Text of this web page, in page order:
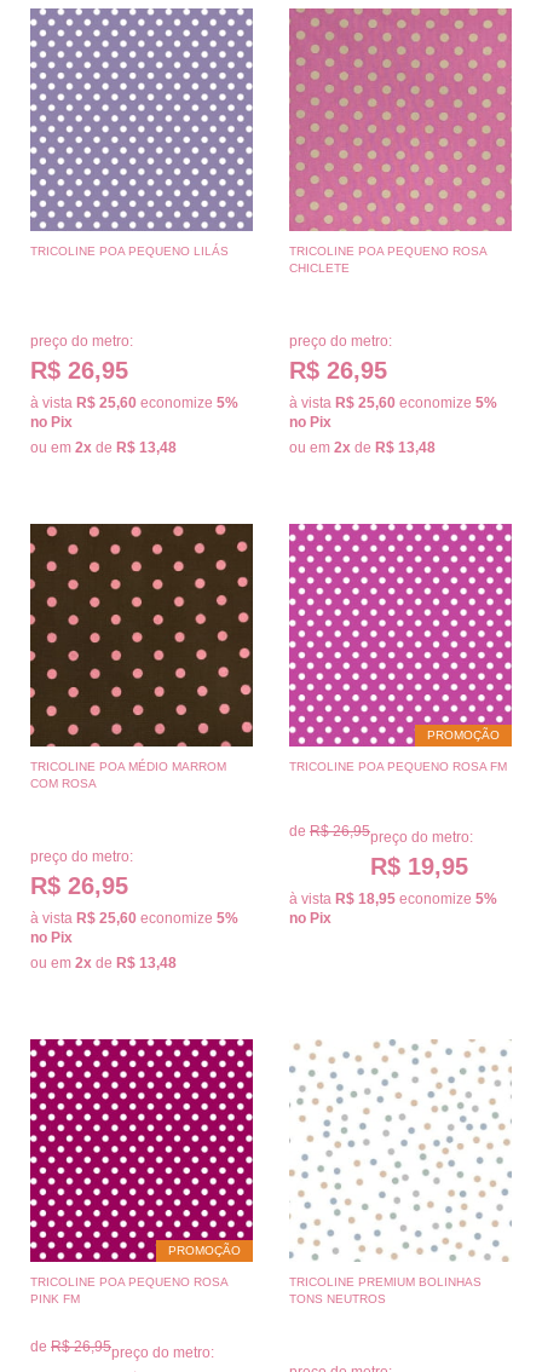
TRICOLINE POA PEQUENO LILÁS
preço do metro:
R$ 26,95
à vista R$ 25,60 economize 5%
no Pix
ou em 2x de R$ 13,48
TRICOLINE POA PEQUENO ROSA
CHICLETE
preço do metro:
R$ 26,95
à vista R$ 25,60 economize 5%
no Pix
ou em 2x de R$ 13,48
TRICOLINE POA MÉDIO MARROM
COM ROSA
preço do metro:
R$ 26,95
à vista R$ 25,60 economize 5%
no Pix
ou em 2x de R$ 13,48
PROMOÇÃO
TRICOLINE POA PEQUENO ROSA FM
de R$ 26,95preço do metro:
R$ 19,95
à vista R$ 18,95 economize 5%
no Pix
PROMOÇÃO
TRICOLINE POA PEQUENO ROSA
PINK FM
de R$ 26,95preço do metro:
TRICOLINE PREMIUM BOLINHAS
TONS NEUTROS